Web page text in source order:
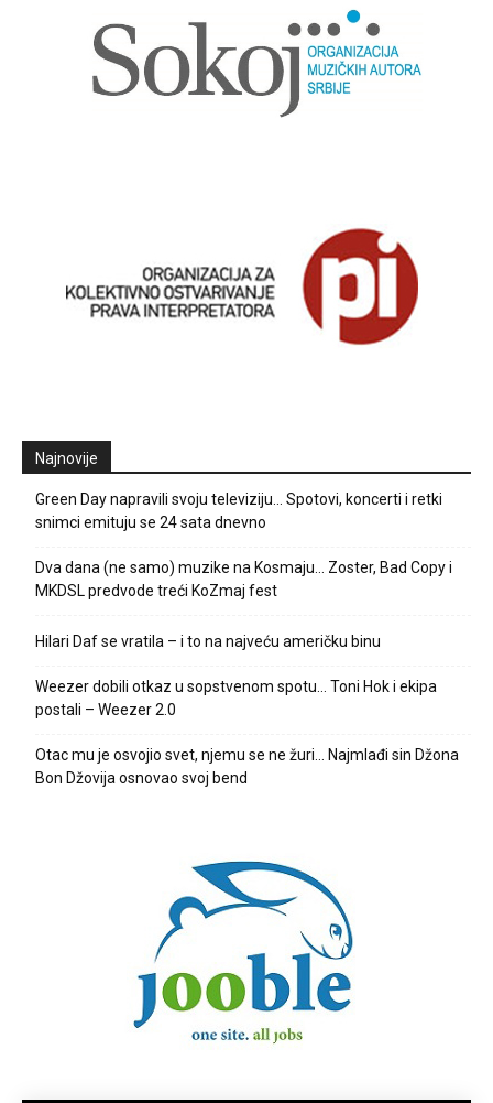
Najnovije
Green Day napravili svoju televiziju… Spotovi, koncerti i retki
snimci emituju se 24 sata dnevno
Dva dana (ne samo) muzike na Kosmaju… Zoster, Bad Copy i
MKDSL predvode treći KoZmaj fest
Hilari Daf se vratila – i to na najveću američku binu
Weezer dobili otkaz u sopstvenom spotu… Toni Hok i ekipa
postali – Weezer 2.0
Otac mu je osvojio svet, njemu se ne žuri… Najmlađi sin Džona
Bon Džovija osnovao svoj bend